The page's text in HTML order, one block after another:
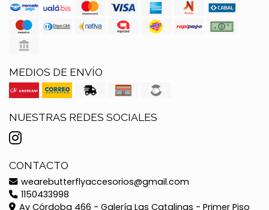
MEDIOS DE ENVÍO
NUESTRAS REDES SOCIALES
CONTACTO
wearebutterflyaccesorios@gmail.com
1150433998
Av Córdoba 466 - Galería Las Catalinas - Primer Piso